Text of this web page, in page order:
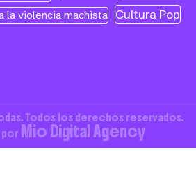
la violencia machista Cultura Pop
Todos los derechos reservados.
por Mio Digital Agency